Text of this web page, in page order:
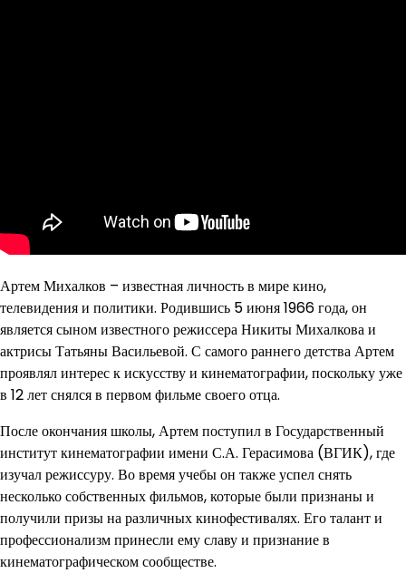
Артем Михалков – известная личность в мире кино,
телевидения и политики. Родившись 5 июня 1966 года, он
является сыном известного режиссера Никиты Михалкова и
актрисы Татьяны Васильевой. С самого раннего детства Артем
проявлял интерес к искусству и кинематографии, поскольку уже
в 12 лет снялся в первом фильме своего отца.
После окончания школы, Артем поступил в Государственный
институт кинематографии имени С.А. Герасимова (ВГИК), где
изучал режиссуру. Во время учебы он также успел снять
несколько собственных фильмов, которые были признаны и
получили призы на различных кинофестивалях. Его талант и
профессионализм принесли ему славу и признание в
кинематографическом сообществе.